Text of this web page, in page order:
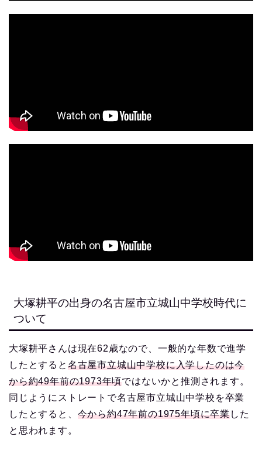
大塚耕平の出身の名古屋市立城山中学校時代に
ついて
大塚耕平さんは現在62歳なので、一般的な年数で進学
したとすると 名古屋市立城山中学校に入学したのは今
から約49年前の1973年頃ではないかと推測されます。
同じようにストレートで名古屋市立城山中学校を卒業
したとすると、 今から約47年前の1975年頃に卒業した
と思われます。